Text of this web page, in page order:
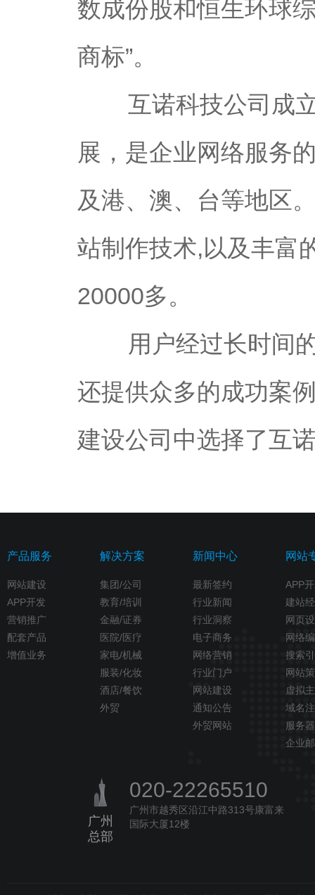
数成份股和恒生环球
商标”。
互诺科技公司成立
展，是企业网络服务
及港、澳、台等地区
站制作技术,以及丰富
20000多。
用户经过长时间的
还提供众多的成功案
建设公司中选择了互
产品服务
网站建设
APP开发
营销推广
配套产品
增值业务
解决方案
集团/公司
教育/培训
金融/证券
医院/医疗
家电/机械
服装/化妆
酒店/餐饮
外贸
新闻中心
最新签约
行业新闻
行业洞察
电子商务
网络营销
行业门户
网站建设
通知公告
外贸网站
网站
APP
建站
网页
网络
搜索
网站
虚拟
域名
服务器
企业
广州
总部
020-22265510
广州市越秀区沿江中路313号康富来
国际大厦12楼